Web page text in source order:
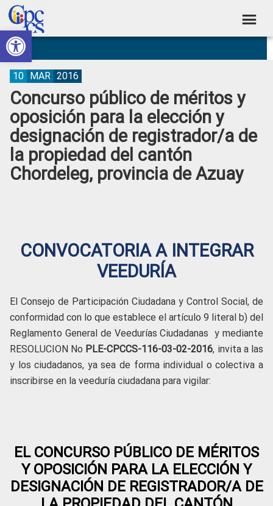
Abrir barra de herramientas
Skip
to
primary
navigation
Skip
to
main
content
Skip
to
primary
sidebar
Skip
to
footer
Consejo
de
Participación
Ciudadana
Control
Social
Construyendo
Poder
Ciudadano
Concurso público de méritos y
oposición para la elección y
designación de registrador/a de
la propiedad del cantón
Chordeleg, provincia de Azuay
10 MAR 2016
CONVOCATORIA A INTEGRAR
VEEDURÍA
El Consejo de Participación Ciudadana y Control Social, de
conformidad con lo que establece el artículo 9 literal b) del
Reglamento General de Veedurías Ciudadanas y mediante
RESOLUCION No PLE-CPCCS-116-03-02-2016, invita a las
y los ciudadanos, ya sea de forma individual o colectiva a
inscribirse en la veeduría ciudadana para vigilar:
EL CONCURSO PÚBLICO DE MÉRITOS
Y OPOSICIÓN PARA LA ELECCIÓN Y
DESIGNACIÓN DE REGISTRADOR/A DE